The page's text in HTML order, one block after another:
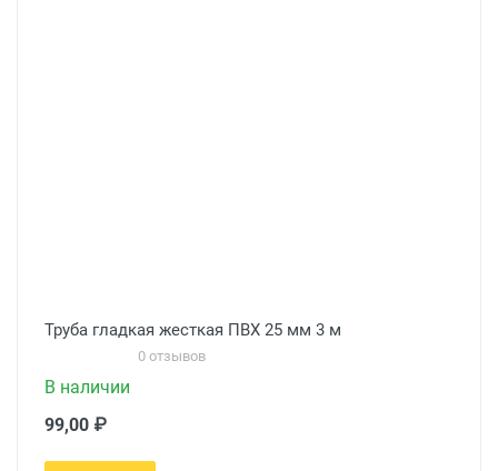
Труба гладкая жесткая ПВХ 25 мм 3 м
0 отзывов
В наличии
99,00 ₽